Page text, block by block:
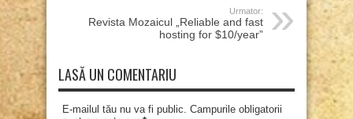
Urmator:
Revista Mozaicul „Reliable and fast
hosting for $10/year”
LASĂ UN COMENTARIU
E-mailul tău nu va fi public. Campurile obligatorii